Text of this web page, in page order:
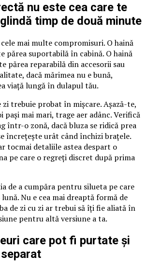
nu este cea care te
timp de două minute
mai multe compromisuri. O haină
părea suportabilă în cabină. O haină
părea reparabilă din accesorii sau
dacă mărimea nu e bună,
viață lungă în dulapul tău.
trebuie probat în mișcare. Așază-te,
pași mai mari, trage aer adânc. Verifică
într-o zonă, dacă bluza se ridică prea
încrețește urât când închizi brațele.
tocmai detaliile astea despart o
pe care o regreți discret după prima
de a cumpăra pentru silueta pe care
Nu e cea mai dreaptă formă de
de zi cu zi ar trebui să îți fie aliată în
pentru altă versiune a ta.
care pot fi purtate și